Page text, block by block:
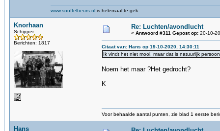
www.snuffelbeurs.nl is helemaal te gek
Knorhaan
Schipper
Berichten: 1817
Re: Luchten/avondlucht
« Antwoord #311 Gepost op: 20-10-
Citaat van: Hans op 19-10-2020, 14:30:11
Ik vindt het niet mooi, maar dat is natuurlijk
Noem het maar ?Het gedrocht?
K
Voor behaalde aantal punten, zie blad 1 eerste
Hans